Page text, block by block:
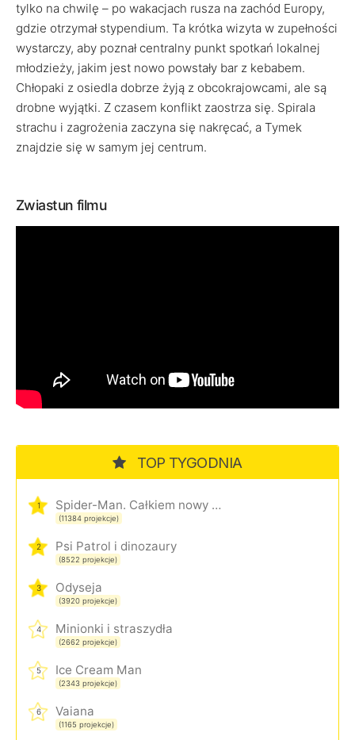
tylko na chwilę – po wakacjach rusza na zachód Europy,
gdzie otrzymał stypendium. Ta krótka wizyta w zupełności
wystarczy, aby poznał centralny punkt spotkań lokalnej
młodzieży, jakim jest nowo powstały bar z kebabem.
Chłopaki z osiedla dobrze żyją z obcokrajowcami, ale są
drobne wyjątki. Z czasem konflikt zaostrza się. Spirala
strachu i zagrożenia zaczyna się nakręcać, a Tymek
znajdzie się w samym jej centrum.
Zwiastun filmu
TOP TYGODNIA
1 Spider-Man. Całkiem nowy dzień
(11384 projekcje)
2 Psi Patrol i dinozaury
(8522 projekcje)
3 Odyseja
(3920 projekcje)
4 Minionki i straszydła
(2662 projekcje)
5 Ice Cream Man
(2343 projekcje)
6 Vaiana
(1165 projekcje)